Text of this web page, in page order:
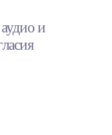
и